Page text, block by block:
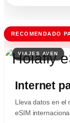
RECOMENDADO
Internet
Lleva datos en el
eSIM